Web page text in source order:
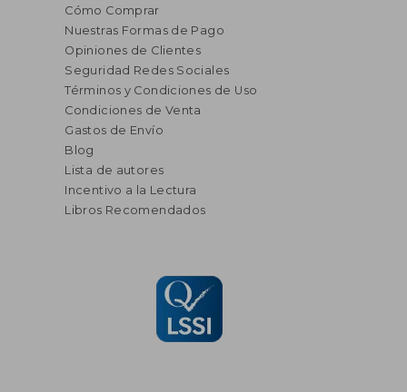
Cómo Comprar
Nuestras Formas de Pago
Opiniones de Clientes
Seguridad Redes Sociales
Términos y Condiciones de Uso
Condiciones de Venta
Gastos de Envío
Blog
Lista de autores
Incentivo a la Lectura
Libros Recomendados